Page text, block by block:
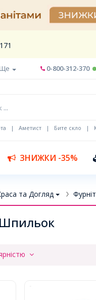
Ще 0-800-312-370
| Аметист | Бите скло |
ЗНИЖКИ -35%
та Догляд